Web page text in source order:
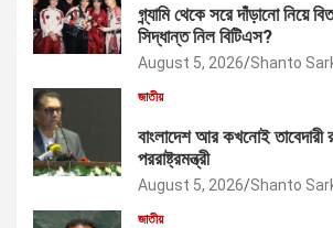
গ্র্যামি থেকে সরে দাঁড়ানো নিয়ে
সিদ্ধান্ত নিল বিটিএস?
August 5, 2026 Shanto
জাতীয়
বাংলাদেশ আর কখনোই তাবেদারী
পররাষ্ট্রমন্ত্রী
August 5, 2026 Shanto
জাতীয়